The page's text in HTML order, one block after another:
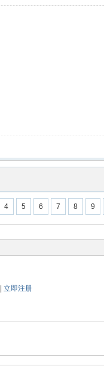
4 5 6 7 8 9
立即注册